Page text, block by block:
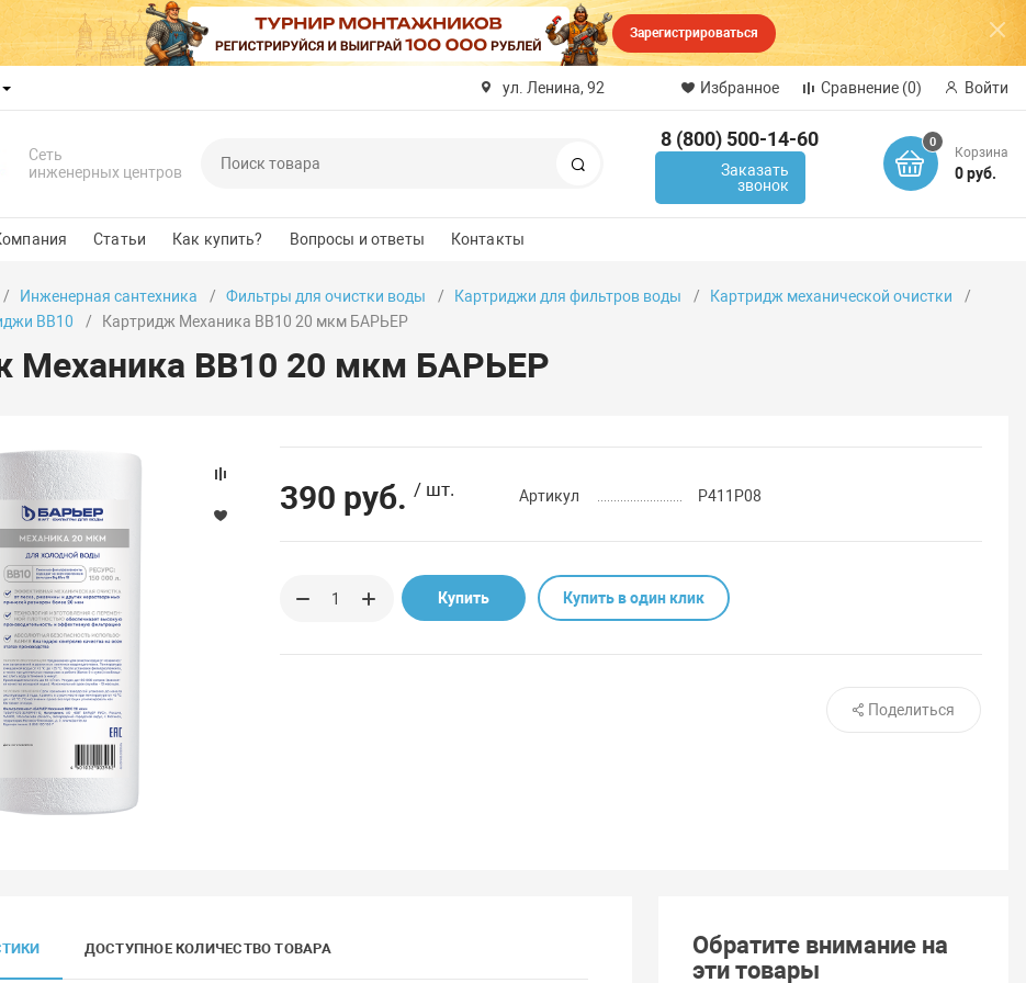
Зарегистрироваться
ул. Ленина, 92 Избранное Сравнение (0) Войти
Сеть
инженерных центров
8 (800) 500-14-60
Заказать
звонок
0
Корзина
0 руб.
Статьи Как купить? Вопросы и ответы Контакты
Инженерная сантехника Фильтры для очистки воды Картриджи для фильтров воды
Картридж механической очистки
BB10
Картридж Механика BB10 20 мкм БАРЬЕР
Механика BB10 20 мкм БАРЬЕР
390 руб. / шт. Артикул Р411Р08
Купить Купить в один клик
Поделиться
ДОСТУПНОЕ КОЛИЧЕСТВО ТОВАРА
Обратите внимание на
эти товары